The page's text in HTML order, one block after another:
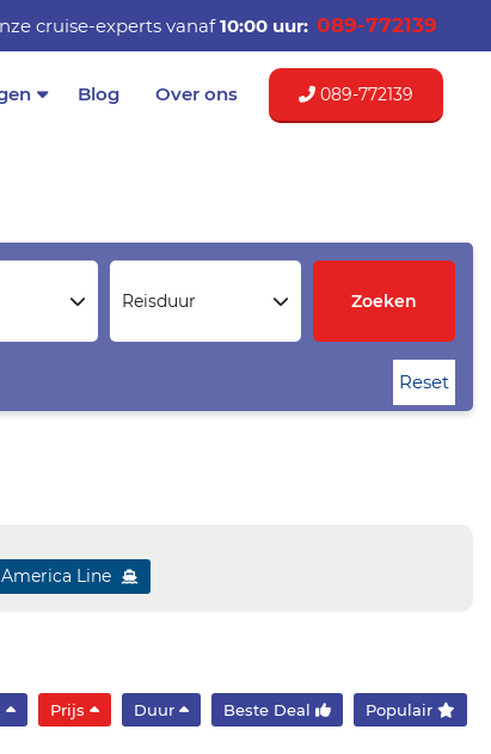
cruise-experts vanaf10:00 uur: 089-772139
Blog Over ons 089-772139
Reisduur Zoeken
Reset
Line
Prijs Duur Beste Deal Populair